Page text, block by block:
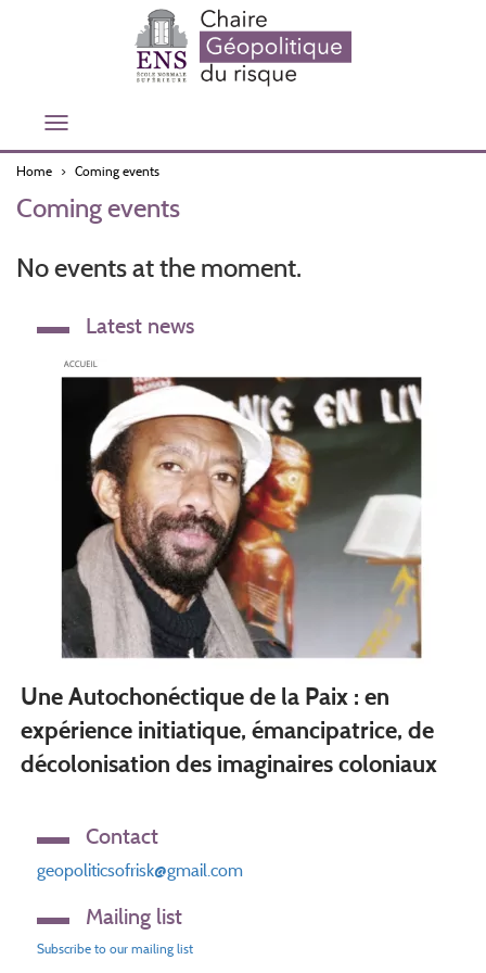
Toggle
Home
Coming events
Coming events
No events at the moment.
Latest news
Une Autochonéctique de la Paix : en
expérience initiatique, émancipatrice, de
décolonisation des imaginaires coloniaux
Contact
geopoliticsofrisk@gmail.com
Mailing list
Subscribe to our mailing list